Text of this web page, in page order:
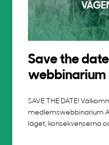
Save the
webbinarium
SAVE THE DATE!
medlemswebbinarium
läget, konsekvenserna